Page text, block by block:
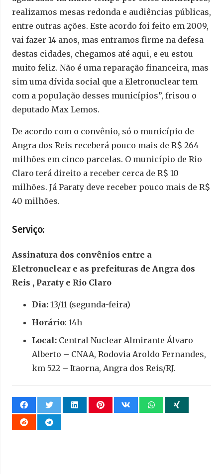
realizamos mesas redonda e audiências públicas,
entre outras ações. Este acordo foi feito em 2009,
vai fazer 14 anos, mas entramos firme na defesa
destas cidades, chegamos até aqui, e eu estou
muito feliz. Não é uma reparação financeira, mas
sim uma dívida social que a Eletronuclear tem
com a população desses municípios”, frisou o
deputado Max Lemos.
De acordo com o convênio, só o município de
Angra dos Reis receberá pouco mais de R$ 264
milhões em cinco parcelas. O município de Rio
Claro terá direito a receber cerca de R$ 10
milhões. Já Paraty deve receber pouco mais de R$
40 milhões.
Serviço:
Assinatura dos convênios entre a
Eletronuclear e as prefeituras de Angra dos
Reis , Paraty e Rio Claro
Dia: 13/11 (segunda-feira)
Horário: 14h
Local: Central Nuclear Almirante Álvaro
Alberto – CNAA, Rodovia Aroldo Fernandes,
km 522 – Itaorna, Angra dos Reis/RJ.